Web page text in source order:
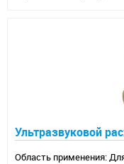
Ультразвуковой
Область применения: